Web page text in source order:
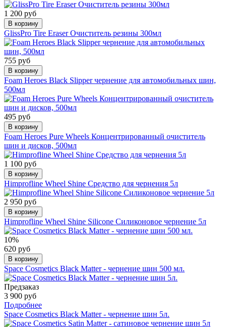
1 200 руб
В корзину
GlissPro Tire Eraser Очиститель резины 300мл
755 руб
В корзину
Foam Heroes Black Slipper чернение для автомобильных шин,
500мл
495 руб
В корзину
Foam Heroes Pure Wheels Концентрированный очиститель
шин и дисков, 500мл
1 100 руб
В корзину
Himprofline Wheel Shine Средство для чернения 5л
2 950 руб
В корзину
Himprofline Wheel Shine Silicone Силиконовое чернение 5л
10%
620 руб
В корзину
Space Cosmetics Black Matter - чернение шин 500 мл.
Предзаказ
3 900 руб
Подробнее
Space Cosmetics Black Matter - чернение шин 5л.